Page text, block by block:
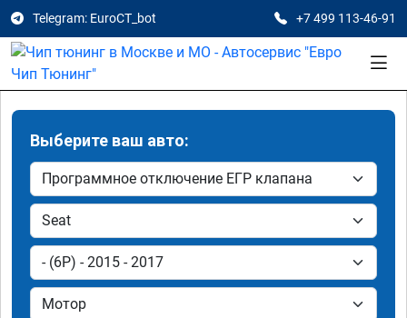
Telegram: EuroCT_bot +7 499 113-46-91
Выберите ваш авто: